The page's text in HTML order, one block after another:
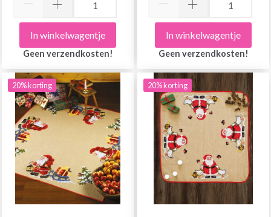
In winkelwagentje
Geen verzendkosten!
In winkelwagentje
Geen verzendkosten!
20% korting 20% korting